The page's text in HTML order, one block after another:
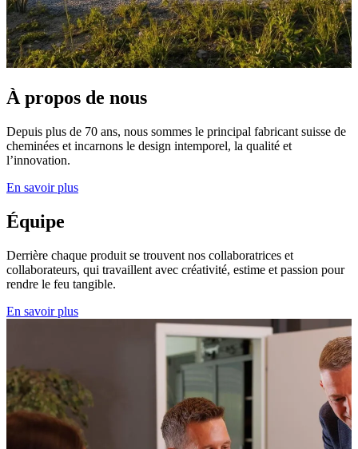
À propos de nous
Depuis plus de 70 ans, nous sommes le principal fabricant suisse de
cheminées et incarnons le design intemporel, la qualité et
l’innovation.
En savoir plus
Équipe
Derrière chaque produit se trouvent nos collaboratrices et
collaborateurs, qui travaillent avec créativité, estime et passion pour
rendre le feu tangible.
En savoir plus